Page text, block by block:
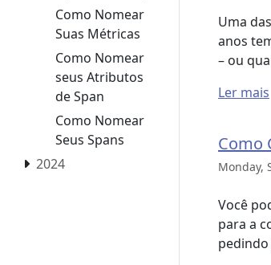
Como Nomear
Suas Métricas
Como Nomear
seus Atributos
de Span
Como Nomear
Seus Spans
2024
Uma
anos
– ou
Ler mais
Como
Monday,
Você
para a